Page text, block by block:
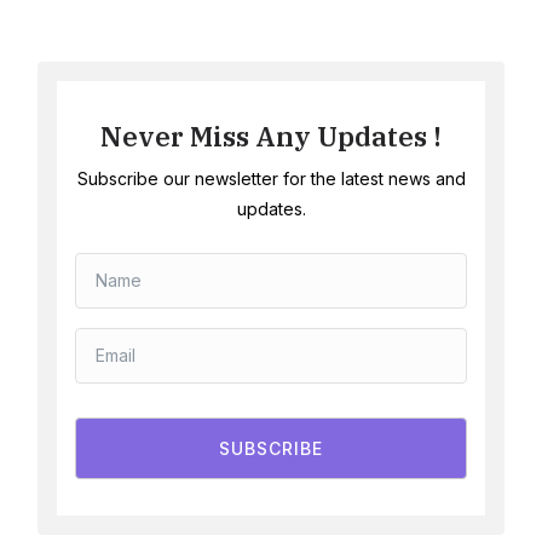
Never Miss Any Updates !
Subscribe our newsletter for the latest news and
updates.
SUBSCRIBE